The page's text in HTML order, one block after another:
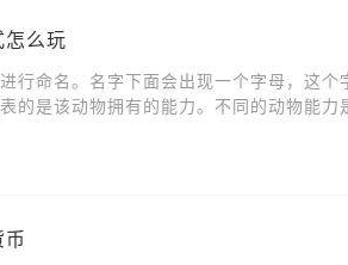
怎么玩
行命名。名字下面会出现一个字母，这
的是该动物拥有的能力。不同的动物能力